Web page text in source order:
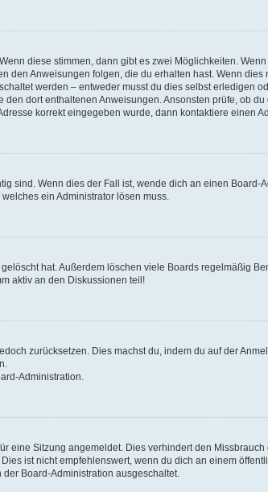
diese stimmen, dann gibt es zwei Möglichkeiten. Wenn
Anweisungen folgen, die du erhalten hast. Wenn
werden – entweder musst du dies selbst erledigen
dort enthaltenen Anweisungen. Ansonsten prüfe, ob
korrekt eingegeben wurde, dann kontaktiere einen
sind. Wenn dies der Fall ist, wende dich an einen Board-
ein Administrator lösen muss.
hat. Außerdem löschen viele Boards regelmäßig
aktiv an den Diskussionen teil!
zurücksetzen. Dies machst du, indem du auf der
Administration.
eine Sitzung angemeldet. Dies verhindert den
ist nicht empfehlenswert, wenn du dich an einem
Board-Administration ausgeschaltet.